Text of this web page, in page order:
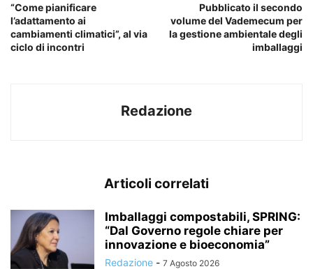
“Come pianificare
l’adattamento ai
cambiamenti climatici”, al via
ciclo di incontri
Pubblicato il secondo
volume del Vademecum per
la gestione ambientale degli
imballaggi
Redazione
Articoli correlati
Imballaggi compostabili, SPRING:
“Dal Governo regole chiare per
innovazione e bioeconomia”
Redazione - 7 Agosto 2026